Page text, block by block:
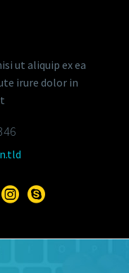
ut aliquip ex ea
irure dolor in